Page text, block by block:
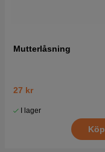
Mutterlåsning
27 kr
I lager
Köp